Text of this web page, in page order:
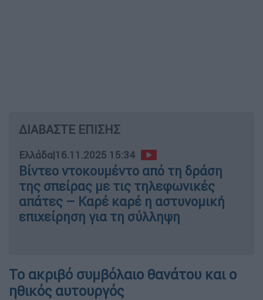
ΔΙΑΒΑΣΤΕ ΕΠΙΣΗΣ
Ελλάδα|16.11.2025 15:34
Βίντεο ντοκουμέντο από τη δράση
της σπείρας με τις τηλεφωνικές
απάτες – Καρέ καρέ η αστυνομική
επιχείρηση για τη σύλληψη
Το ακριβό συμβόλαιο θανάτου και ο
ηθικός αυτουργός